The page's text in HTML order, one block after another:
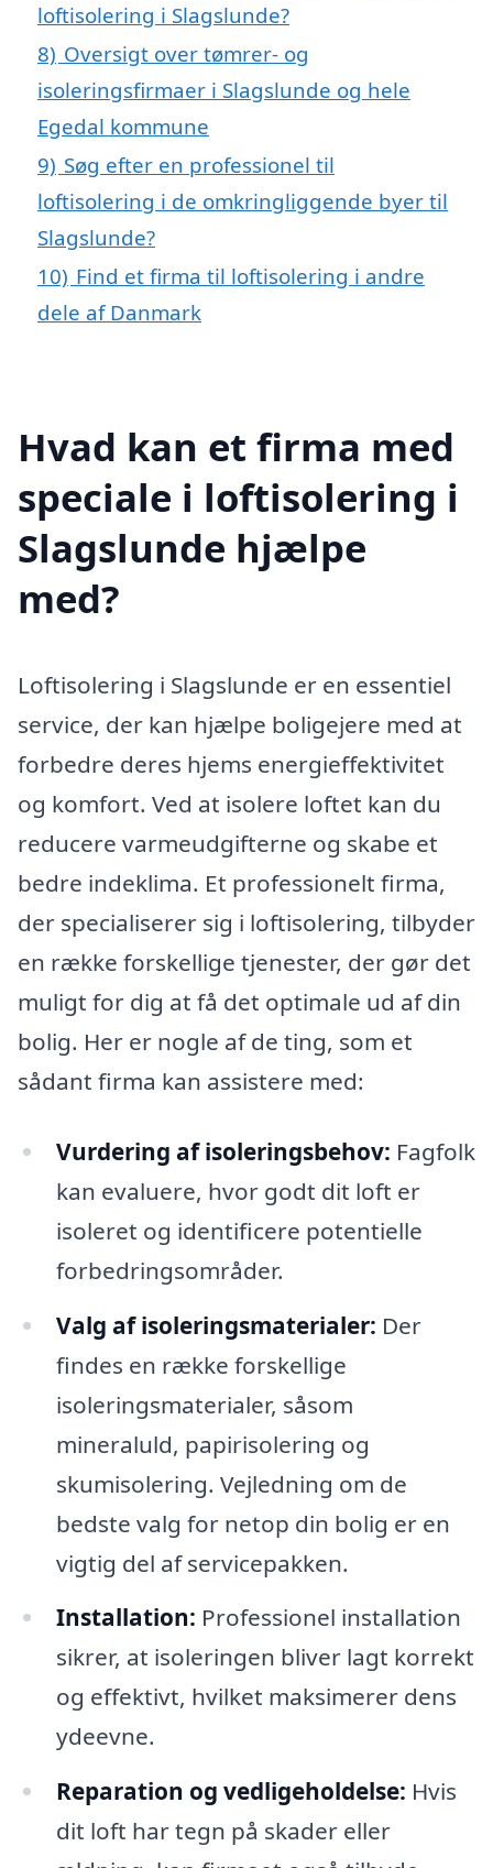
loftisolering i Slagslunde?
8) Oversigt over tømrer- og
isoleringsfirmaer i Slagslunde og hele
Egedal kommune
9) Søg efter en professionel til
loftisolering i de omkringliggende byer til
Slagslunde?
10) Find et firma til loftisolering i andre
dele af Danmark
Hvad kan et firma med
speciale i loftisolering i
Slagslunde hjælpe
med?
Loftisolering i Slagslunde er en essentiel
service, der kan hjælpe boligejere med at
forbedre deres hjems energieffektivitet
og komfort. Ved at isolere loftet kan du
reducere varmeudgifterne og skabe et
bedre indeklima. Et professionelt firma,
der specialiserer sig i loftisolering, tilbyder
en række forskellige tjenester, der gør det
muligt for dig at få det optimale ud af din
bolig. Her er nogle af de ting, som et
sådant firma kan assistere med:
Vurdering af isoleringsbehov: Fagfolk
kan evaluere, hvor godt dit loft er
isoleret og identificere potentielle
forbedringsområder.
Valg af isoleringsmaterialer: Der
findes en række forskellige
isoleringsmaterialer, såsom
mineraluld, papirisolering og
skumisolering. Vejledning om de
bedste valg for netop din bolig er en
vigtig del af servicepakken.
Installation: Professionel installation
sikrer, at isoleringen bliver lagt korrekt
og effektivt, hvilket maksimerer dens
ydeevne.
Reparation og vedligeholdelse: Hvis
dit loft har tegn på skader eller